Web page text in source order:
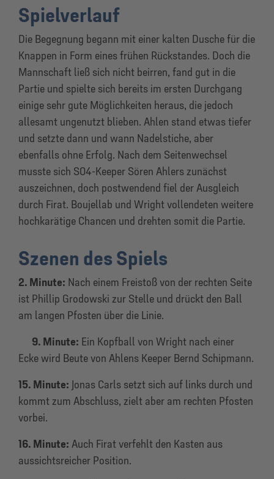
Spielverlauf
Die Begegnung begann mit einer kalten Dusche für die
Knappen in Form eines frühen Rückstandes. Doch die
Mannschaft ließ sich nicht beirren, fand gut in die
Partie und spielte sich bereits im ersten Durchgang
einige sehr gute Möglichkeiten heraus, die jedoch
allesamt ungenutzt blieben. Ahlen stand etwas tiefer
und setzte dann und wann Nadelstiche, aber
ebenfalls ohne Erfolg. Nach dem Seitenwechsel
musste sich S04-Keeper Sören Ahlers zunächst
auszeichnen, doch postwendend fiel der Ausgleich
durch Firat. Boujellab und Wright vollendeten weitere
hochkarätige Chancen und drehten somit die Partie.
Szenen des Spiels
2. Minute: Nach einem Freistoß von der rechten Seite
ist Phillip Grodowski zur Stelle und drückt den Ball
am langen Pfosten über die Linie.
9. Minute: Ein Kopfball von Wright nach einer
Ecke wird Beute von Ahlens Keeper Bernd Schipmann.
15. Minute: Jonas Carls setzt sich auf links durch und
kommt zum Abschluss, zielt aber am rechten Pfosten
vorbei.
16. Minute: Auch Firat verfehlt den Kasten aus
aussichtsreicher Position.